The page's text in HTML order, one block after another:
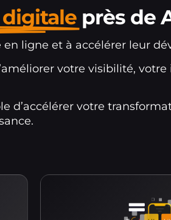
près de
ligne et à accélérer leur
votre visibilité,
d’accélérer votre